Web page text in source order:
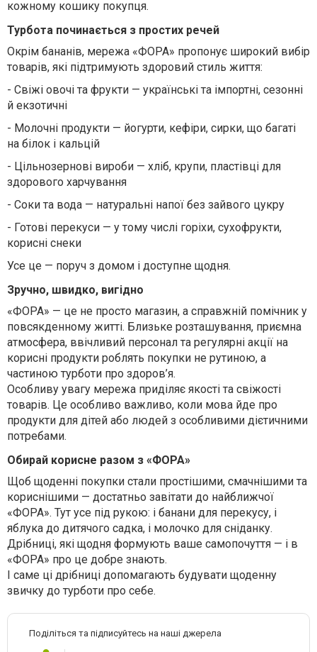
кожному кошику покупця.
Турбота починається з простих речей
Окрім бананів, мережа «ФОРА» пропонує широкий вибір
товарів, які підтримують здоровий стиль життя:
- Свіжі овочі та фрукти — українські та імпортні, сезонні
й екзотичні
- Молочні продукти — йогурти, кефіри, сирки, що багаті
на білок і кальцій
- Цільнозернові вироби — хліб, крупи, пластівці для
здорового харчування
- Соки та вода — натуральні напої без зайвого цукру
- Готові перекуси — у тому числі горіхи, сухофрукти,
корисні снеки
Усе це — поруч з домом і доступне щодня.
Зручно, швидко, вигідно
«ФОРА» — це не просто магазин, а справжній помічник у
повсякденному житті. Близьке розташування, приємна
атмосфера, ввічливий персонал та регулярні акції на
корисні продукти роблять покупки не рутиною, а
частиною турботи про здоров’я.
Особливу увагу мережа приділяє якості та свіжості
товарів. Це особливо важливо, коли мова йде про
продукти для дітей або людей з особливими дієтичними
потребами.
Обирай корисне разом з «ФОРА»
Щоб щоденні покупки стали простішими, смачнішими та
кориснішими — достатньо завітати до найближчої
«ФОРА». Тут усе під рукою: і банани для перекусу, і
яблука до дитячого садка, і молочко для сніданку.
Дрібниці, які щодня формують ваше самопочуття — і в
«ФОРА» про це добре знають.
І саме ці дрібниці допомагають будувати щоденну
звичку до турботи про себе.
Поділіться та підписуйтесь на наші джерела